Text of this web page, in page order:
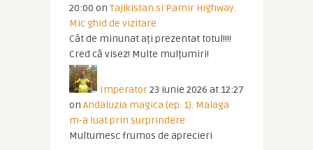
20:00 on Tajikistan si Pamir Highway.
Mic ghid de vizitare
Cât de minunat ați prezentat totul!!!!
Cred că visez! Multe mulțumiri!
Imperator23 iunie 2026 at 12:27
on Andaluzia magica (ep. 1). Malaga
m-a luat prin surprindere
Multumesc frumos de aprecieri